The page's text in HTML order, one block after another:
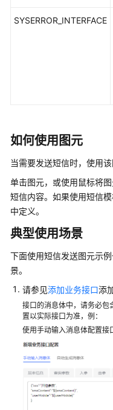
认
置
员
工
心
用
人
工
配
置
移
动
客
SYSERROR_INTERFACE
如何使用图元
当需要发送短信时，使用该
单击图元，或使用鼠标将
短信内容。如果使用短信
中定义。
典型使用场景
下面使用短信发送图元示
景。
请参见添加业务接口添
接口的消息体中，请务必
置以实际接口为准，例：
使用手动输入消息体配置接